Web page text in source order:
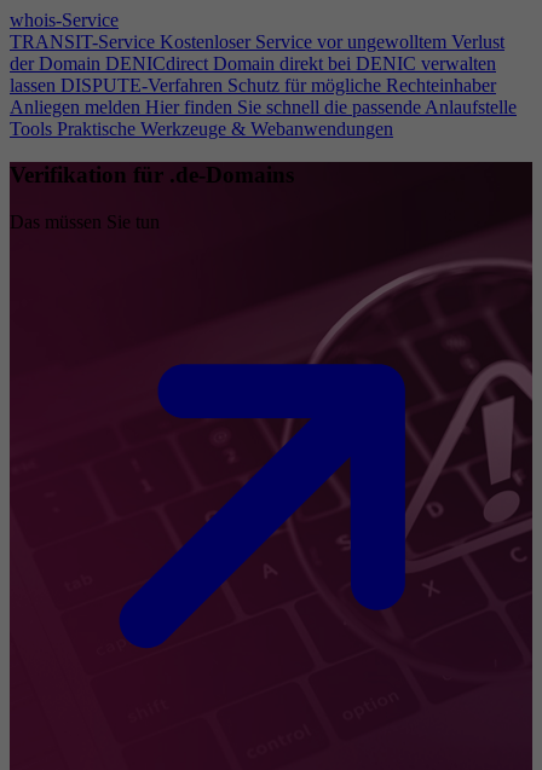
whois-Service
TRANSIT-Service Kostenloser Service vor ungewolltem Verlust
der Domain DENICdirect Domain direkt bei DENIC verwalten
lassen DISPUTE-Verfahren Schutz für mögliche Rechteinhaber
Anliegen melden Hier finden Sie schnell die passende Anlaufstelle
Tools Praktische Werkzeuge & Webanwendungen
Verifikation für .de-Domains
Das müssen Sie tun